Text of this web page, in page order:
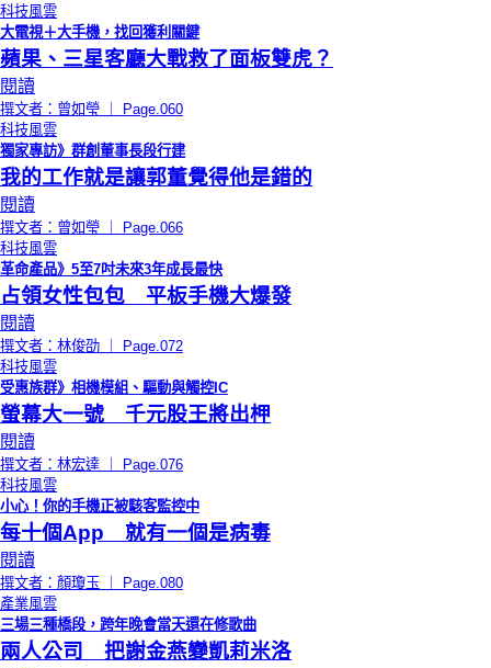
科技風雲
大電視＋大手機，找回獲利關鍵
蘋果、三星客廳大戰救了面板雙虎？
閱讀
撰文者：曾如瑩 ｜ Page.060
科技風雲
獨家專訪》群創董事長段行建
我的工作就是讓郭董覺得他是錯的
閱讀
撰文者：曾如瑩 ｜ Page.066
科技風雲
革命產品》5至7吋未來3年成長最快
占領女性包包 平板手機大爆發
閱讀
撰文者：林俊劭 ｜ Page.072
科技風雲
受惠族群》相機模組、驅動與觸控IC
螢幕大一號 千元股王將出柙
閱讀
撰文者：林宏達 ｜ Page.076
科技風雲
小心！你的手機正被駭客監控中
每十個App 就有一個是病毒
閱讀
撰文者：顏瓊玉 ｜ Page.080
產業風雲
三場三種橋段，跨年晚會當天還在修歌曲
兩人公司 把謝金燕變凱莉米洛